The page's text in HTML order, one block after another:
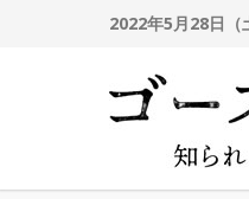
2022年5月28日（